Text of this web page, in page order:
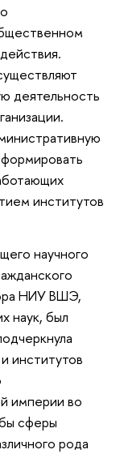
деятельность
институтов
научного
НИУ ВШЭ,
наук, был
институтов
империи во
сферы
рода